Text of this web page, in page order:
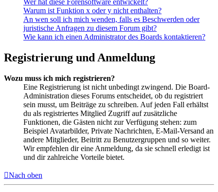
Warum ist Funktion x oder y nicht enthalten?
An wen soll ich mich wenden, falls es Beschwerden oder
juristische Anfragen zu diesem Forum gibt?
Wie kann ich einen Administrator des Boards kontaktieren?
Registrierung und Anmeldung
Wozu muss ich mich registrieren?
Eine Registrierung ist nicht unbedingt zwingend. Die Board-
Administration dieses Forums entscheidet, ob du registriert
sein musst, um Beiträge zu schreiben. Auf jeden Fall erhältst
du als registriertes Mitglied Zugriff auf zusätzliche
Funktionen, die Gästen nicht zur Verfügung stehen: zum
Beispiel Avatarbilder, Private Nachrichten, E-Mail-Versand an
andere Mitglieder, Beitritt zu Benutzergruppen und so weiter.
Wir empfehlen dir eine Anmeldung, da sie schnell erledigt ist
und dir zahlreiche Vorteile bietet.
Nach oben